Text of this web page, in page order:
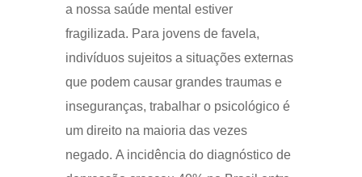
a nossa saúde mental estiver
fragilizada. Para jovens de favela,
indivíduos sujeitos a situações externas
que podem causar grandes traumas e
inseguranças, trabalhar o psicológico é
um direito na maioria das vezes
negado. A incidência do diagnóstico de